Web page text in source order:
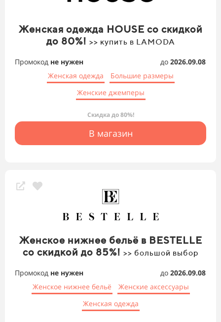
Женская одежда HOUSE со скидкой
до 80%! >> купить в LAMODA
Промокод не нужен до 2026.09.08
Женская одежда
Большие размеры
Женские джемперы
Скидка до 80%!
В магазин
Женское нижнее бельё в BESTELLE
со скидкой до 85%! >> большой выбор
Промокод не нужен до 2026.09.08
Женское нижнее бельё
Женские аксессуары
Женская одежда